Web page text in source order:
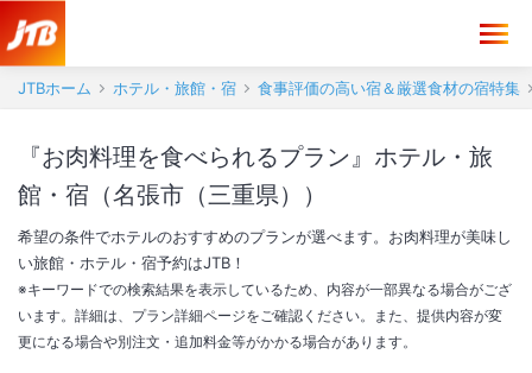
JTBホーム ホテル・旅館・宿 食事評価の高い宿＆厳選食材の宿特集
『お肉料理を食べられるプラン』ホテル・旅
館・宿（名張市（三重県））
希望の条件でホテルのおすすめのプランが選べます。お肉料理が美味し
い旅館・ホテル・宿予約はJTB！
※キーワードでの検索結果を表示しているため、内容が一部異なる場合がござ
います。詳細は、プラン詳細ページをご確認ください。また、提供内容が変
更になる場合や別注文・追加料金等がかかる場合があります。